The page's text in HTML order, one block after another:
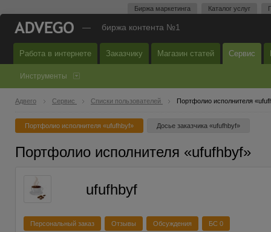
Биржа маркетинга Каталог услуг
— биржа контента №1
Работа в интернете Заказчику Магазин статей Сервис
Инструменты
Адвего Сервис Списки пользователей Портфолио исполнителя
Портфолио исполнителя «ufufhbyf» Досье заказчика «ufufhbyf»
Портфолио исполнителя «ufufhbyf»
ufufhbyf
Персональный заказ Отзывы Обсуждения БС 0